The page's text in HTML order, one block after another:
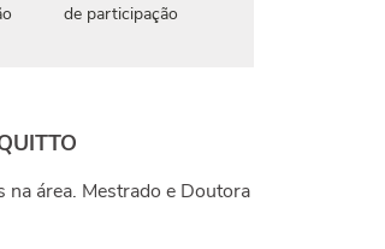
de participação
área. Mestrado e Doutora